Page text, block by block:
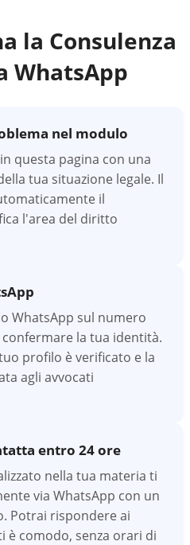
la Consulenza
WhatsApp
nel modulo
questa pagina con una
tua situazione legale. Il
il
l'area del diritto
WhatsApp sul numero
la tua identità.
profilo è verificato e la
agli avvocati
entro 24 ore
nella tua materia ti
via WhatsApp con un
Potrai rispondere ai
è comodo, senza orari di